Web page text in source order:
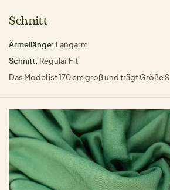
Schnitt
Ärmellänge: Langarm
Schnitt: Regular Fit
Das Model ist 170 cm groß und trägt Größe S